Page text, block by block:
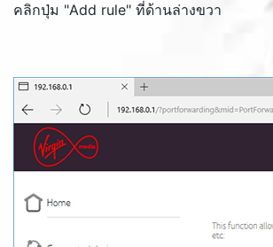
คลิกปุ่ม "Add rule" ที่ด้านล่างขวา